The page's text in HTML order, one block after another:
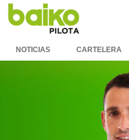
NOTICIAS CARTELERA